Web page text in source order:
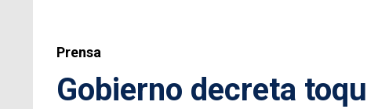
Prensa
Gobierno decreta